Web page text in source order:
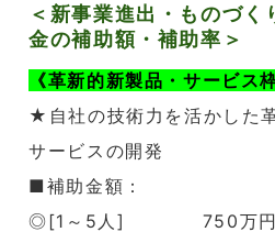
＜新事業進出・ものづく
金の補助額・補助率＞
《革新的新製品・サービス枠
★自社の技術力を活かした
サービスの開発
■補助金額：
◎[1～5人] 750万円（